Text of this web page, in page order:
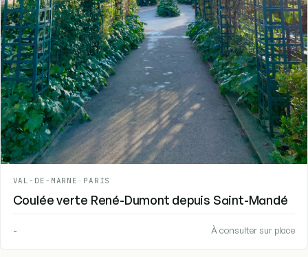
VAL-DE-MARNE - PARIS
Coulée verte René-Dumont depuis Saint-Mandé
- À consulter sur place